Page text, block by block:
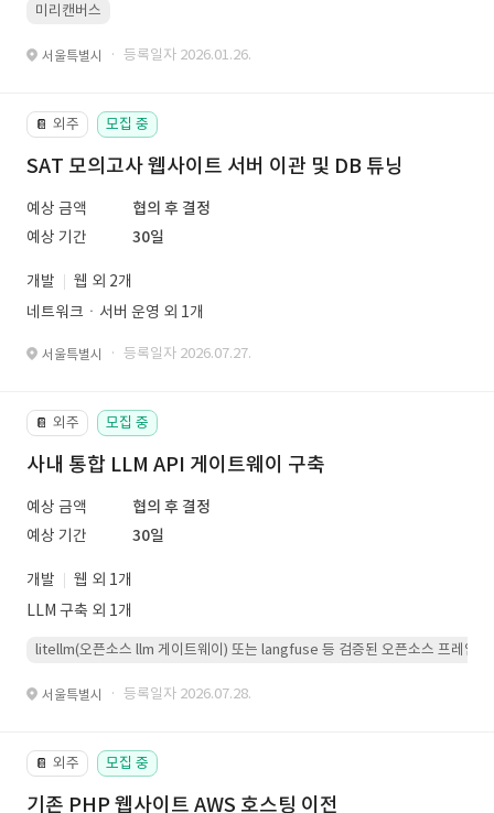
미리캔버스
서울특별시 · 등록일자 2026.01.26.
📔 외주 모집 중
SAT 모의고사 웹사이트 서버 이관 및 DB 튜닝
예상 금액
협의 후 결정
예상 기간
30일
개발
웹 외 2개
네트워크ㆍ서버 운영 외 1개
서울특별시 · 등록일자 2026.07.27.
📔 외주 모집 중
사내 통합 LLM API 게이트웨이 구축
예상 금액
협의 후 결정
예상 기간
30일
개발
웹 외 1개
LLM 구축 외 1개
litellm(오픈소스 llm 게이트웨이) 또는 langfuse 등 검증된 오픈소스 프레임워
서울특별시 · 등록일자 2026.07.28.
📔 외주 모집 중
기존 PHP 웹사이트 AWS 호스팅 이전